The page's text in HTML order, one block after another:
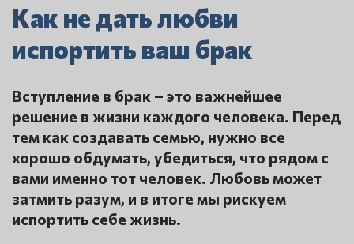
Как не дать любви
испортить ваш брак
Вступление в брак – это важнейшее
решение в жизни каждого человека. Перед
тем как создавать семью, нужно все
хорошо обдумать, убедиться, что рядом с
вами именно тот человек. Любовь может
затмить разум, и в итоге мы рискуем
испортить себе жизнь.